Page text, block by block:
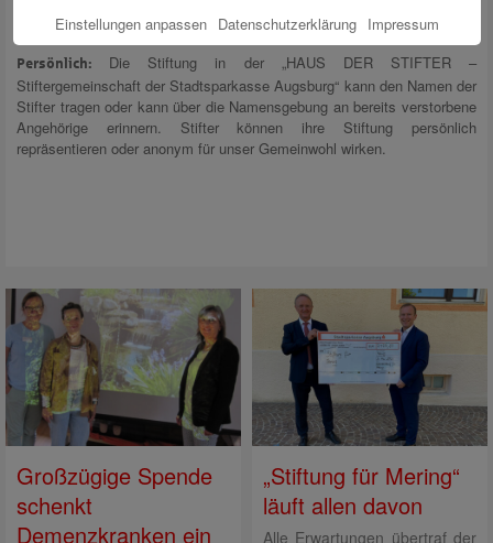
Persönlich: Die Stiftung in der „HAUS DER STIFTER –
Stiftergemeinschaft der Stadtsparkasse Augsburg“ kann den Namen der
Stifter tragen oder kann über die Namensgebung an bereits verstorbene
Angehörige erinnern. Stifter können ihre Stiftung persönlich
repräsentieren oder anonym für unser Gemeinwohl wirken.
Großzügige Spende
schenkt
Demenzkranken ein
„Stiftung für Mering“
läuft allen davon
Alle Erwartungen übertraf der
Einstellungen anpassen Datenschutzerklärung Impressum